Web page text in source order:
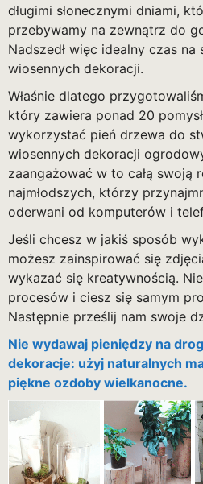
długimi słonecznymi dniami,
przebywamy na zewnątrz do
Nadszedł więc idealny czas
wiosennych dekoracji.
Właśnie dlatego
który zawiera ponad 20
wykorzystać pień drzewa do
wiosennych dekoracji
zaangażować w to całą swoją
najmłodszych, którzy
oderwani od komputerów i
Jeśli chcesz w jakiś sposób
możesz zainspirować się
wykazać się kreatywnością.
procesów i ciesz się samym
Następnie prześlij nam swoje
Nie wydawaj pieniędzy na
dekoracje: użyj naturalnych
piękne ozdoby wielkanocne.